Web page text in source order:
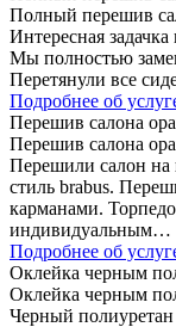
Полный перешив
Интересная
Мы полностью
Перетянули все
Подробнее об
Перешив салона
Перешив салона
Перешили салон
стиль brabus.
карманами.
индивидуальным…
Подробнее об
Оклейка черным
Оклейка черным
Черный полиуретан